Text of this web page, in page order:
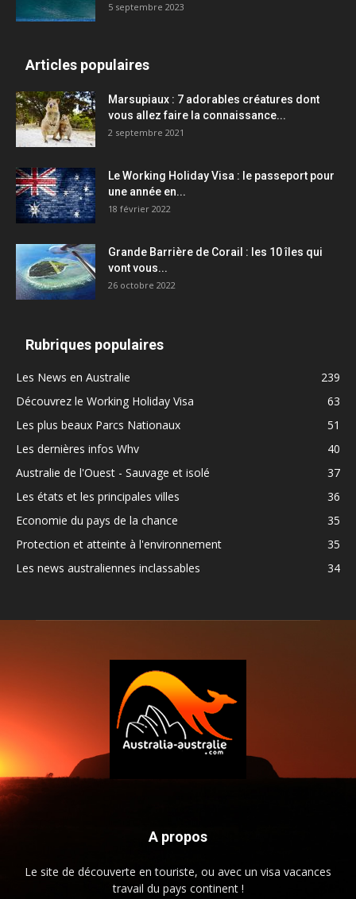
5 septembre 2023
Articles populaires
Marsupiaux : 7 adorables créatures dont
vous allez faire la connaissance...
2 septembre 2021
Le Working Holiday Visa : le passeport pour
une année en...
18 février 2022
Grande Barrière de Corail : les 10 îles qui
vont vous...
26 octobre 2022
Rubriques populaires
Les News en Australie
239
Découvrez le Working Holiday Visa
63
Les plus beaux Parcs Nationaux
51
Les dernières infos Whv
40
Australie de l'Ouest - Sauvage et isolé
37
Les états et les principales villes
36
Economie du pays de la chance
35
Protection et atteinte à l'environnement
35
Les news australiennes inclassables
34
A propos
Le site de découverte en touriste, ou avec un visa vacances
travail du pays continent !